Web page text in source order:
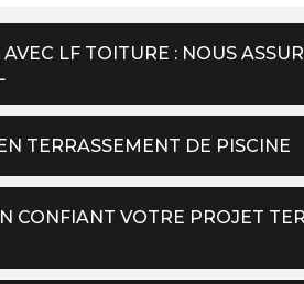
LF TOITURE : NOUS
TERRASSEMENT DE PISCINE
CONFIANT VOTRE PROJET